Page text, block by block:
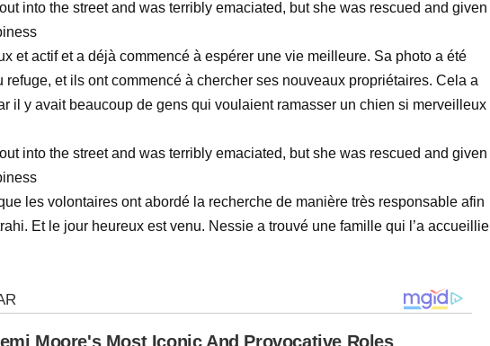
et actif et a déjà commencé à espérer une vie meilleure. Sa photo a été
refuge, et ils ont commencé à chercher ses nouveaux propriétaires. Cela a
il y avait beaucoup de gens qui voulaient ramasser un chien si merveilleux
les volontaires ont abordé la recherche de manière très responsable afin
Et le jour heureux est venu. Nessie a trouvé une famille qui l’a accueillie